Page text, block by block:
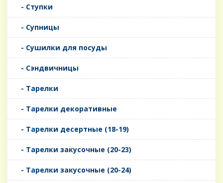
- Ступки
- Супницы
- Сушилки для посуды
- Сэндвичницы
- Тарелки
- Тарелки декоративные
- Тарелки десертные (18-19)
- Тарелки закусочные (20-23)
- Тарелки закусочные (20-24)